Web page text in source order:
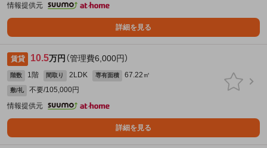
情報提供元
詳細を見る
賃貸 10.5万円 （管理費6,000円）
階数 1階 間取り 2LDK 専有面積 67.22㎡
敷/礼
不要/105,000円
情報提供元
詳細を見る